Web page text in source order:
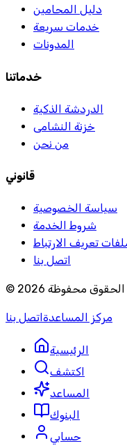
دليل المحامين
خدمات سريعة
المدونات
خدماتنا
الدردشة الذكية
خزنة النشامى
من نحن
قانوني
سياسة الخصوصية
شروط الخدمة
تعريف الارتباط
اتصل بنا
© 2026 محفوظة
مركز المساعدة اتصل بنا
الرئيسية
اكتشف
المساعد
البنوك
حسابي